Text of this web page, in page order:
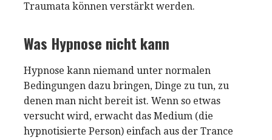
Traumata können verstärkt werden.
Was Hypnose nicht kann
Hypnose kann niemand unter normalen
Bedingungen dazu bringen, Dinge zu tun, zu
denen man nicht bereit ist. Wenn so etwas
versucht wird, erwacht das Medium (die
hypnotisierte Person) einfach aus der Trance